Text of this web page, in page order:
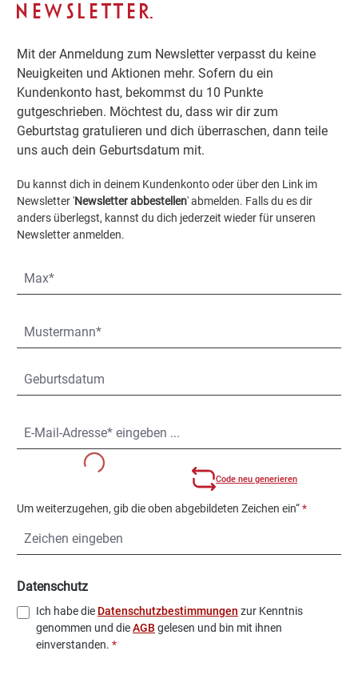
NEWSLETTER.
Mit der Anmeldung zum Newsletter verpasst du keine
Neuigkeiten und Aktionen mehr. Sofern du ein
Kundenkonto hast, bekommst du 10 Punkte
gutgeschrieben. Möchtest du, dass wir dir zum
Geburtstag gratulieren und dich überraschen, dann teile
uns auch dein Geburtsdatum mit.
Du kannst dich in deinem Kundenkonto oder über den Link im
Newsletter 'Newsletter abbestellen' abmelden. Falls du es dir
anders überlegst, kannst du dich jederzeit wieder für unseren
Newsletter anmelden.
Code neu generieren
Datenschutz
Ich habe dieDatenschutzbestimmungenzur Kenntnis
genommen und die